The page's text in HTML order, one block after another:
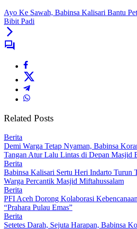
Ayo Ke Sawah, Babinsa Kalisari Bantu
Bibit Padi
Related Posts
Berita
Demi Warga Tetap Nyaman, Babinsa
Tangan Atur Lalu Lintas di Depan Masjid
Berita
Babinsa Kalisari Sertu Heri Indarto Turun
Warga Percantik Masjid Miftahussalam
Berita
PFI Aceh Dorong Kolaborasi
“Prahara Pulau Emas”
Berita
Setetes Darah, Sejuta Harapan, Babinsa